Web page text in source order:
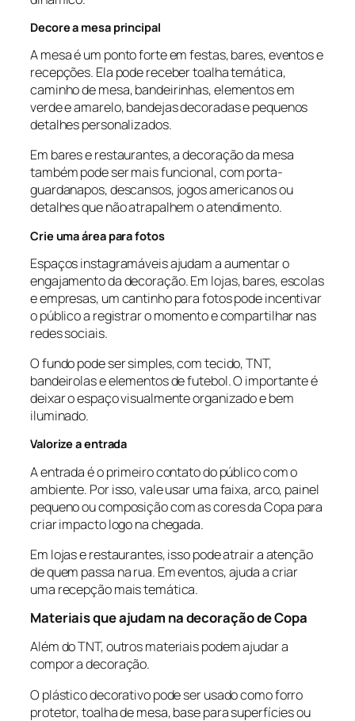
Decore a mesa principal
A mesa é um ponto forte em festas, bares, eventos e
recepções. Ela pode receber toalha temática,
caminho de mesa, bandeirinhas, elementos em
verde e amarelo, bandejas decoradas e pequenos
detalhes personalizados.
Em bares e restaurantes, a decoração da mesa
também pode ser mais funcional, com porta-
guardanapos, descansos, jogos americanos ou
detalhes que não atrapalhem o atendimento.
Crie uma área para fotos
Espaços instagramáveis ajudam a aumentar o
engajamento da decoração. Em lojas, bares, escolas
e empresas, um cantinho para fotos pode incentivar
o público a registrar o momento e compartilhar nas
redes sociais.
O fundo pode ser simples, com tecido, TNT,
bandeirolas e elementos de futebol. O importante é
deixar o espaço visualmente organizado e bem
iluminado.
Valorize a entrada
A entrada é o primeiro contato do público com o
ambiente. Por isso, vale usar uma faixa, arco, painel
pequeno ou composição com as cores da Copa para
criar impacto logo na chegada.
Em lojas e restaurantes, isso pode atrair a atenção
de quem passa na rua. Em eventos, ajuda a criar
uma recepção mais temática.
Materiais que ajudam na decoração de Copa
Além do TNT, outros materiais podem ajudar a
compor a decoração.
O plástico decorativo pode ser usado como forro
protetor, toalha de mesa, base para superfícies ou